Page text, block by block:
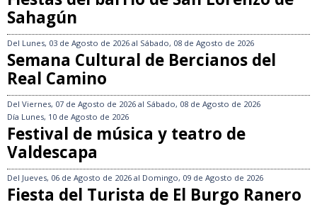
Sahagún
Del Lunes, 03 de Agosto de 2026 al Sábado, 08 de Agosto de 2026
Semana Cultural de Bercianos del
Real Camino
Del Viernes, 07 de Agosto de 2026 al Sábado, 08 de Agosto de 2026
Día Lunes, 10 de Agosto de 2026
Festival de música y teatro de
Valdescapa
Del Jueves, 06 de Agosto de 2026 al Domingo, 09 de Agosto de 2026
Fiesta del Turista de El Burgo Ranero